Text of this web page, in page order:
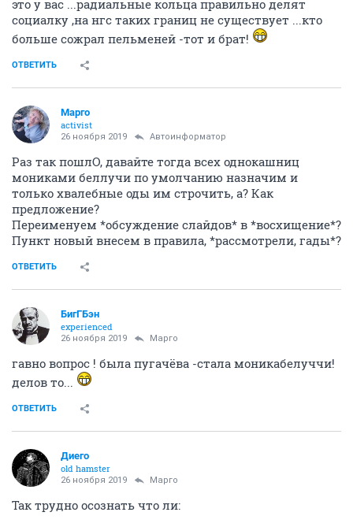
это у вас ...радиальные кольца правильно делят
социалку ,на нгс таких границ не существует ...кто
больше сожрал пельменей -тот и брат!
ОТВЕТИТЬ
Mаргo
activist
26 ноября 2019 Автоинформатор
Раз так пошлО, давайте тогда всех однокашниц
мониками беллучи по умолчанию назначим и
только хвалебные оды им строчить, а? Как
предложение?
Переименуем *обсуждение слайдов* в *восхищение*?
Пункт новый внесем в правила, *рассмотрели, гады*?
ОТВЕТИТЬ
БигГБэн
experienced
26 ноября 2019 Mаргo
гавно вопрос ! была пугачёва -стала моникабелуччи!
делов то...
ОТВЕТИТЬ
Диего
old hamster
26 ноября 2019 Mаргo
Так трудно осознать что ли: